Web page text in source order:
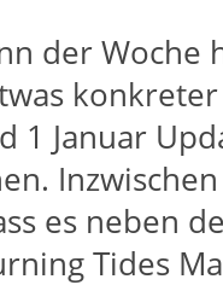
der Woche
1 Januar
es neben
Tides